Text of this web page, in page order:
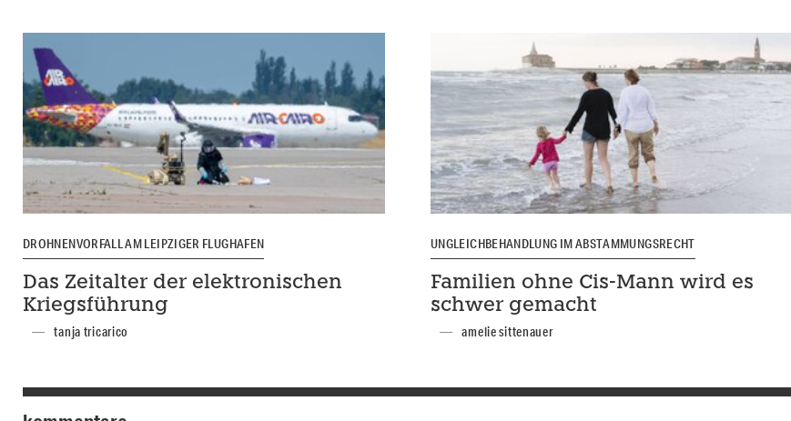
DROHNENVORFALL AM LEIPZIGER FLUGHAFEN
Das Zeitalter der elektronischen
Kriegsführung
tanja tricarico
UNGLEICHBEHANDLUNG IM ABSTAMMUNGSRECHT
Familien ohne Cis-Mann wird es
schwer gemacht
amelie sittenauer